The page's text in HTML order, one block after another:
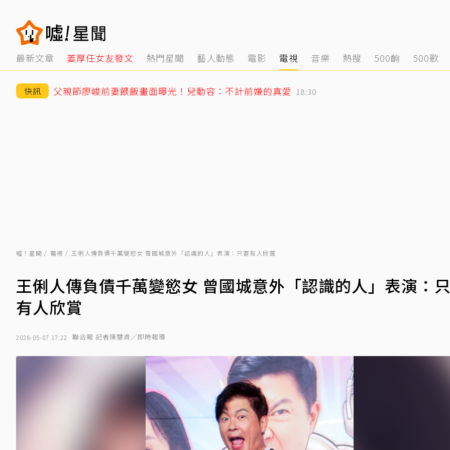
最新文章 姜厚任女友發文 熱門星聞 藝人動態 電影 電視 音樂 熱搜 500齣 500歌
快訊 父親節廖峻前妻餵飯畫面曝光！兒動容：不計前嫌的真愛 18:30
噓！星聞 電視 王俐人傳負債千萬變慾女 曾國城意外「認識的人」表演：只要有人欣賞
王俐人傳負債千萬變慾女 曾國城意外「認識的人」表演：
有人欣賞
2026-05-07 17:22 聯合報 記者陳慧貞／即時報導